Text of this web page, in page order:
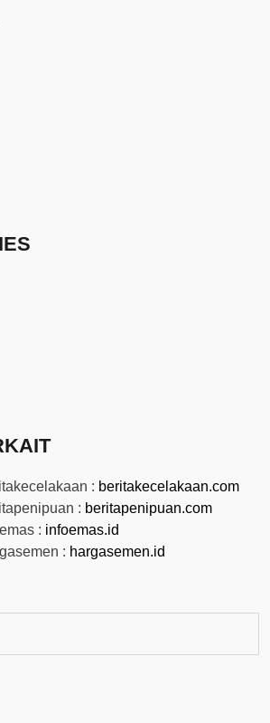
: beritakecelakaan.com
: beritapenipuan.com
: infoemas.id
: hargasemen.id